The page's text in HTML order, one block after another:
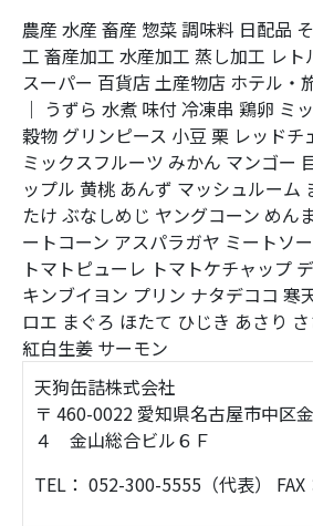
農産 水産 畜産 惣菜調味料 日配品
工 畜産加工 水産加工 蒸し加工 レト
スーパー 百貨店土産物店 ホテル・
｜ うずら 水煮 味付冷凍串 鶏卵 ミ
穀物 グリンピース 小豆 栗 レッドチ
ミックスフルーツ みかん マンゴー
ップル 黄桃 あんず マッシュルーム
たけ ぶなしめじ ヤングコーン めん
ートコーン アスパラガヤ ミートソ
トマトピューレ トマトケチャップ
キンブイヨン プリン ナタデココ 寒
ロエ まぐろ ほたて ひじき あさり
紅白生姜 サーモン
天狗缶詰株式会社
〒 460-0022 愛知県名古屋市中区
４ 金山総合ビル６Ｆ
TEL： 052-300-5555（代表）